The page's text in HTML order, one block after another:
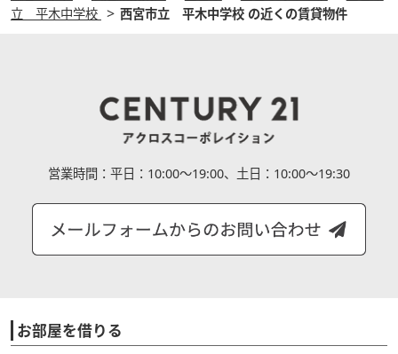
立 平木中学校 > 西宮市立 平木中学校 の近くの賃貸物件
営業時間： 平日：10:00～19:00、土日：10:00～19:30
お部屋を借りる